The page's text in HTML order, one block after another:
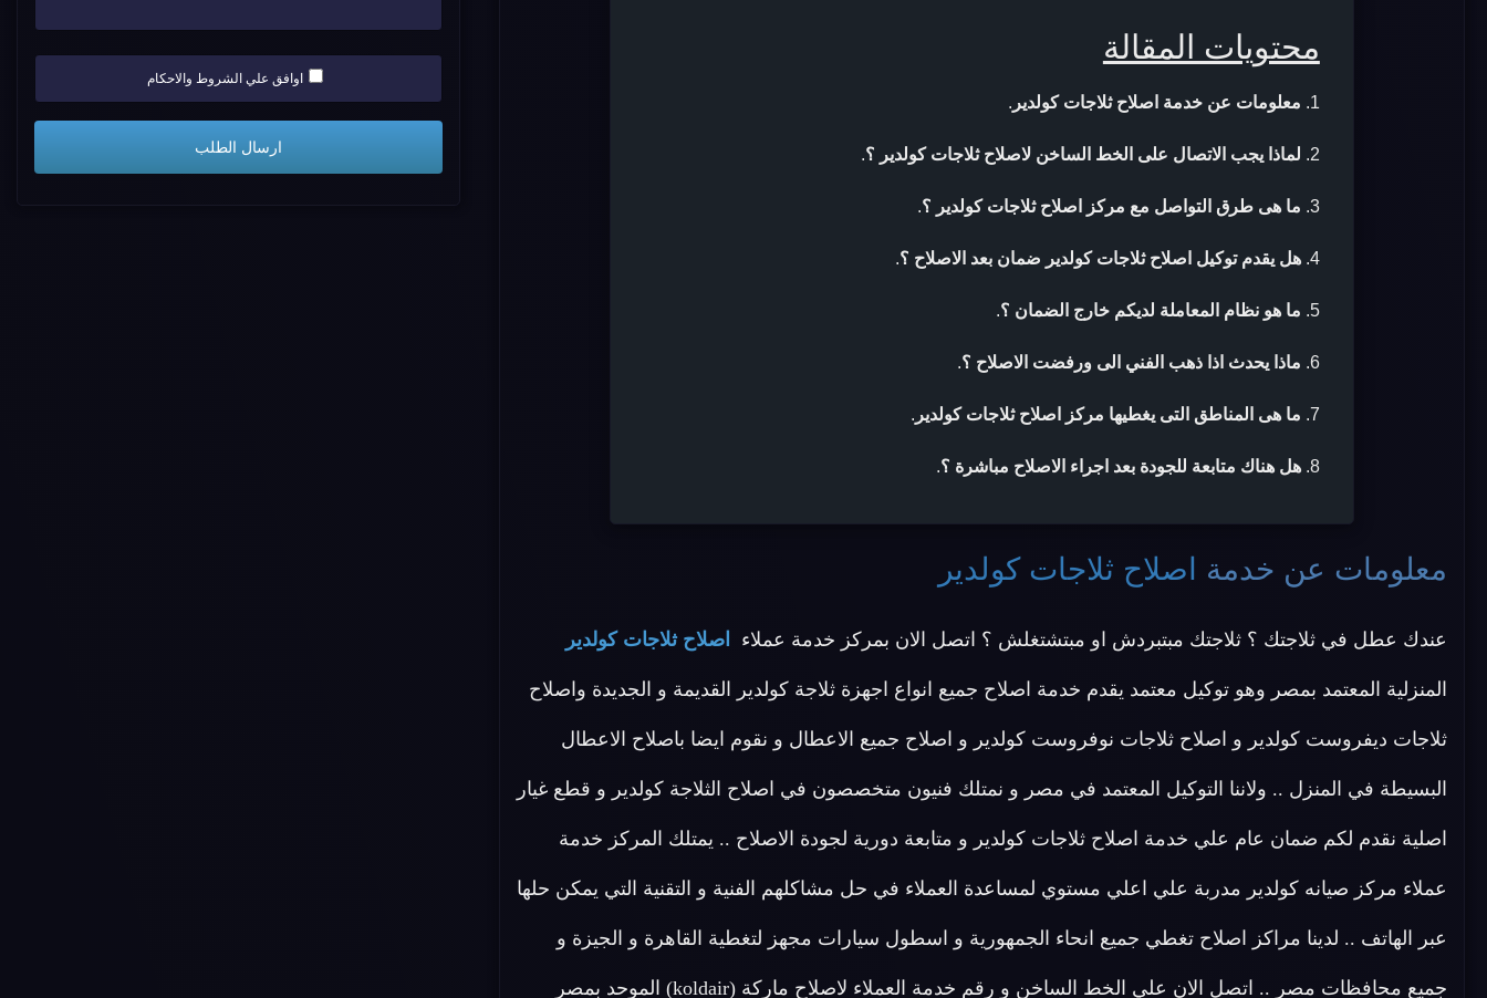
محتويات المقالة
معلومات عن خدمة اصلاح ثلاجات كولدير .
لماذا يجب الاتصال على الخط الساخن لاصلاح ثلاجات كولدير ؟.
ما هى طرق التواصل مع مركز اصلاح ثلاجات كولدير ؟.
هل يقدم توكيل اصلاح ثلاجات كولدير ضمان بعد الاصلاح ؟.
ما هو نظام المعاملة لديكم خارج الضمان ؟.
ماذا يحدث اذا ذهب الفني الى ورفضت الاصلاح ؟.
ما هى المناطق التى يغطيها مركز اصلاح ثلاجات كولدير .
هل هناك متابعة للجودة بعد اجراء الاصلاح مباشرة ؟.
معلومات عن خدمة اصلاح ثلاجات كولدير
عندك عطل في ثلاجتك ؟ ثلاجتك مبتبردش او مبتشتغلش ؟ اتصل الان بمركز خدمة عملاء اصلاح ثلاجات كولدير
المنزلية المعتمد بمصر وهو توكيل معتمد يقدم خدمة اصلاح جميع انواع اجهزة ثلاجة كولدير القديمة و الجديدة واصلاح
ثلاجات ديفروست كولدير و اصلاح ثلاجات نوفروست كولدير و اصلاح جميع الاعطال و نقوم ايضا باصلاح الاعطال
البسيطة في المنزل .. ولاننا التوكيل المعتمد في مصر و نمتلك فنيون متخصصون في اصلاح الثلاجة كولدير و قطع غيار
اصلية نقدم لكم ضمان عام علي خدمة اصلاح ثلاجات كولدير و متابعة دورية لجودة الاصلاح .. يمتلك المركز خدمة
عملاء مركز صيانه كولدير مدربة علي اعلي مستوي لمساعدة العملاء في حل مشاكلهم الفنية و التقنية التي يمكن حلها
عبر الهاتف .. لدينا مراكز اصلاح تغطي جميع انحاء الجمهورية و اسطول سيارات مجهز لتغطية القاهرة و الجيزة و
جميع محافظات مصر .. اتصل الان علي الخط الساخن و رقم خدمة العملاء لاصلاح ماركة (koldair) الموحد بمصر
اوافق علي الشروط والاحكام